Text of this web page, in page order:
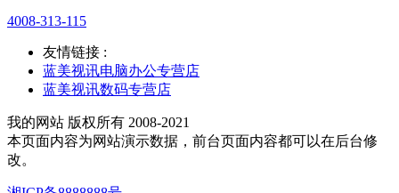
4008-313-115
友情链接 :
蓝美视讯电脑办公专营店
蓝美视讯数码专营店
我的网站 版权所有 2008-2021
本页面内容为网站演示数据，前台页面内容都可以在后台修
改。